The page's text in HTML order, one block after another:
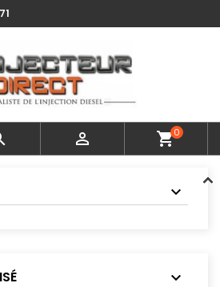
 shopping_cart0